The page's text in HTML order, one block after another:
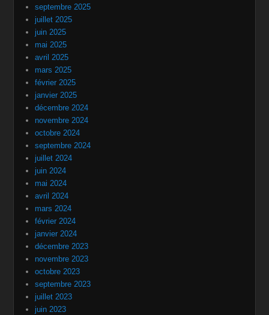
septembre 2025
juillet 2025
juin 2025
mai 2025
avril 2025
mars 2025
février 2025
janvier 2025
décembre 2024
novembre 2024
octobre 2024
septembre 2024
juillet 2024
juin 2024
mai 2024
avril 2024
mars 2024
février 2024
janvier 2024
décembre 2023
novembre 2023
octobre 2023
septembre 2023
juillet 2023
juin 2023